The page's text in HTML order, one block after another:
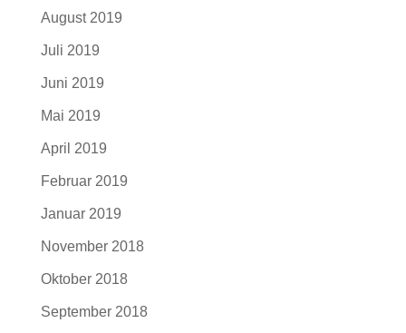
August 2019
Juli 2019
Juni 2019
Mai 2019
April 2019
Februar 2019
Januar 2019
November 2018
Oktober 2018
September 2018